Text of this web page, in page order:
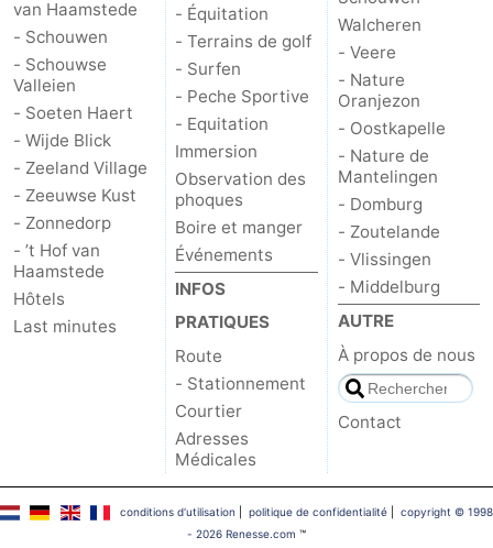
van Haamstede
- Schouwen
- Schouwse
Valleien
- Soeten Haert
- Wijde Blick
- Zeeland Village
- Zeeuwse Kust
- Zonnedorp
- ’t Hof van
Haamstede
Hôtels
Last minutes
- Équitation
- Terrains de golf
- Surfen
- Peche Sportive
- Equitation
Immersion
Observation des
phoques
Boire et manger
Événements
INFOS
PRATIQUES
Route
- Stationnement
Courtier
Adresses
Médicales
Walcheren
- Veere
- Nature
Oranjezon
- Oostkapelle
- Nature de
Mantelingen
- Domburg
- Zoutelande
- Vlissingen
- Middelburg
AUTRE
À propos de nous
Contact
conditions d‘utilisation politique de confidentialité| copyright © 1998
- 2026 Renesse.com ™